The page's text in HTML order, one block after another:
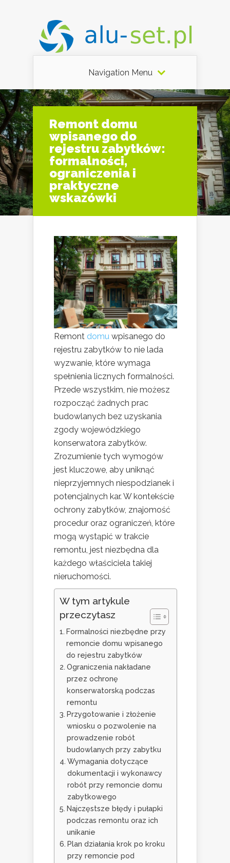
Navigation Menu
Remont domu
wpisanego do
rejestru zabytków:
formalności,
ograniczenia i
praktyczne
wskazówki
Remont domu wpisanego do
rejestru zabytków to nie lada
wyzwanie, które wymaga
spełnienia licznych formalności.
Przede wszystkim, nie możesz
rozpocząć żadnych prac
budowlanych bez uzyskania
zgody wojewódzkiego
konserwatora zabytków.
Zrozumienie tych wymogów
jest kluczowe, aby uniknąć
nieprzyjemnych niespodzianek i
potencjalnych kar. W kontekście
ochrony zabytków, znajomość
procedur oraz ograniczeń, które
mogą wystąpić w trakcie
remontu, jest niezbędna dla
każdego właściciela takiej
nieruchomości.
W tym artykule
przeczytasz
Formalności niezbędne przy
remoncie domu wpisanego
do rejestru zabytków
Ograniczenia nakładane
przez ochronę
konserwatorską podczas
remontu
Przygotowanie i złożenie
wniosku o pozwolenie na
prowadzenie robót
budowlanych przy zabytku
Wymagania dotyczące
dokumentacji i wykonawcy
robót przy remoncie domu
zabytkowego
Najczęstsze błędy i pułapki
podczas remontu oraz ich
unikanie
Plan działania krok po kroku
przy remoncie pod